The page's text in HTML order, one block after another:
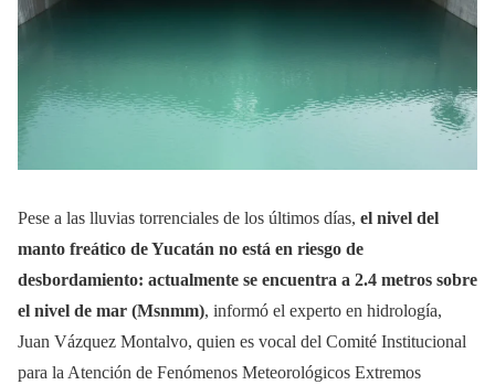
Pese a las lluvias torrenciales de los últimos días, el nivel del
manto freático de Yucatán no está en riesgo de
desbordamiento: actualmente se encuentra a 2.4 metros sobre
el nivel de mar (Msnmm), informó el experto en hidrología,
Juan Vázquez Montalvo, quien es vocal del Comité Institucional
para la Atención de Fenómenos Meteorológicos Extremos